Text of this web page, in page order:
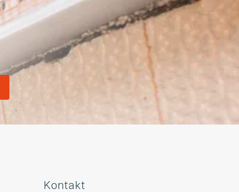
Kontakt